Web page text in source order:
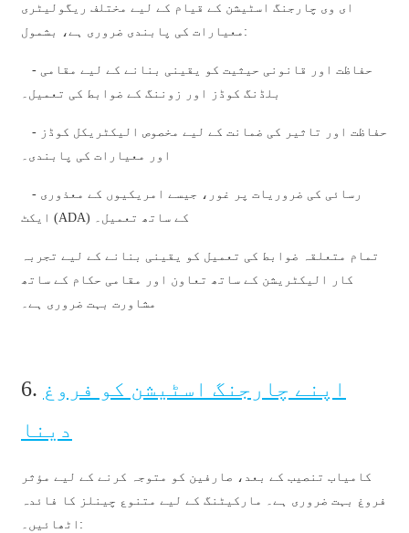
Azərbaycan
עִבְרִית
Kurmancî
中文
Hmong
ای وی چارجنگ اسٹیشن کے قیام کے لیے مختلف ریگولیٹری
معیارات کی پابندی ضروری ہے، بشمول:
- حفاظت اور قانونی حیثیت کو یقینی بنانے کے لیے مقامی
بلڈنگ کوڈز اور زوننگ کے ضوابط کی تعمیل۔
- حفاظت اور تاثیر کی ضمانت کے لیے مخصوص الیکٹریکل کوڈز
اور معیارات کی پابندی۔
- رسائی کی ضروریات پر غور، جیسے امریکیوں کے معذوری
ایکٹ (ADA) کے ساتھ تعمیل۔
تمام متعلقہ ضوابط کی تعمیل کو یقینی بنانے کے لیے تجربہ
کار الیکٹریشن کے ساتھ تعاون اور مقامی حکام کے ساتھ
مشاورت بہت ضروری ہے۔
6. اپنے چارجنگ اسٹیشن کو فروغ
دینا
کامیاب تنصیب کے بعد، صارفین کو متوجہ کرنے کے لیے مؤثر
فروغ بہت ضروری ہے۔ مارکیٹنگ کے لیے متنوع چینلز کا فائدہ
اٹھائیں۔: